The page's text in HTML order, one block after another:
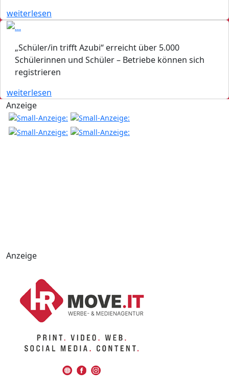
weiterlesen
„Schüler/in trifft Azubi“ erreicht über 5.000
Schülerinnen und Schüler – Betriebe können sich
registrieren
weiterlesen
Anzeige
Anzeige